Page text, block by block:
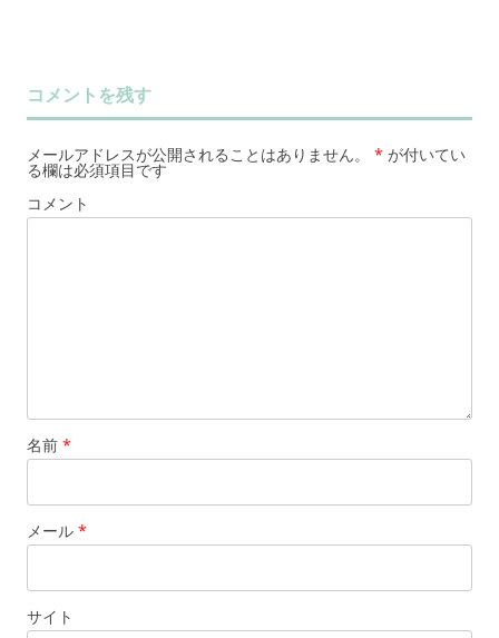
コメントを残す
メールアドレスが公開されることはありません。 * が付いてい
る欄は必須項目です
コメント
名前 *
メール *
サイト